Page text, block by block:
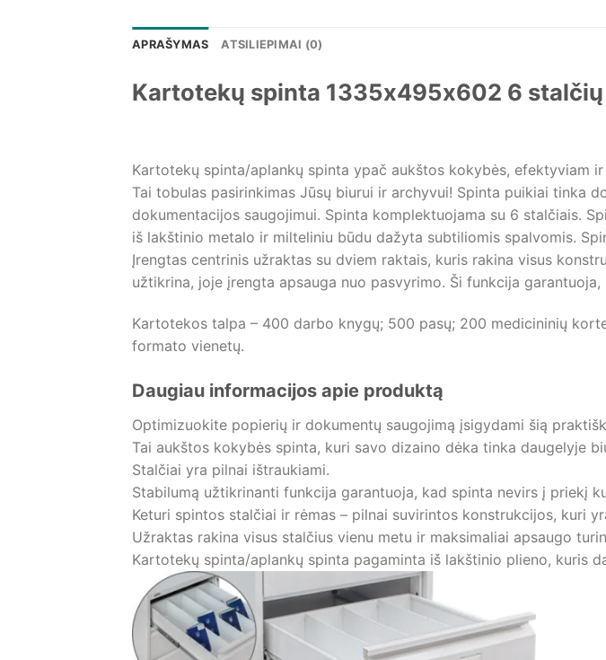
APRAŠYMAS ATSILIEPIMAI (0)
Kartotekų spinta 1335x495x602 6
Kartotekų spinta/aplankų spinta ypač aukštos kokybės, efektyviam
Tai tobulas pasirinkimas Jūsų biurui ir archyvui! Spinta puikiai tinka
dokumentacijos saugojimui. Spinta komplektuojama su 6 stalčiais.
iš lakštinio metalo ir milteliniu būdu dažyta subtiliomis spalvomis.
Įrengtas centrinis užraktas su dviem raktais, kuris rakina visus
užtikrina, joje įrengta apsauga nuo pasvyrimo. Ši funkcija
Kartotekos talpa – 400 darbo knygų; 500 pasų; 200 medicininių
formato vienetų.
Daugiau informacijos apie produktą
Optimizuokite popierių ir dokumentų saugojimą įsigydami šią
Tai aukštos kokybės spinta, kuri savo dizaino dėka tinka daugelyje
Stalčiai yra pilnai ištraukiami.
Stabilumą užtikrinanti funkcija garantuoja, kad spinta nevirs į priekį
Keturi spintos stalčiai ir rėmas – pilnai suvirintos konstrukcijos, kuri
Užraktas rakina visus stalčius vienu metu ir maksimaliai apsaugo
Kartotekų spinta/aplankų spinta pagaminta iš lakštinio plieno, kuris